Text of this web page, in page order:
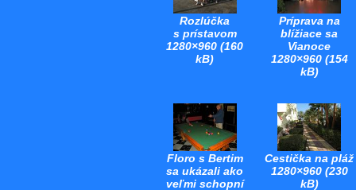
Rozlúčka
s prístavom
1280×960 (160
kB)
Príprava na
blížiace sa
Vianoce
1280×960 (154
kB)
Floro s Bertim
sa ukázali ako
veľmi schopní
Cestička na pláž
1280×960 (230
kB)